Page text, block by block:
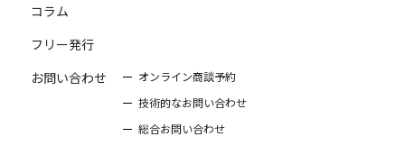
コラム
フリー発行
お問い合わせ
オンライン商談予約
技術的なお問い合わせ
総合お問い合わせ